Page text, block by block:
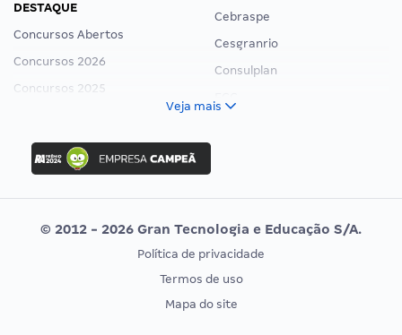
DESTAQUE
Concursos Abertos
Concursos 2026
Concursos 2025
Concurso Ibama
Concurso MPU
Editais publicados
Cebraspe
Cesgranrio
Consulplan
Vunesp
CONCURSOS POR PROFISSÃO
EXAME DE ORDEM
Veja mais
© 2012 - 2026 Gran Tecnologia e Educação S/A.
Política de privacidade
Termos de uso
Mapa do site